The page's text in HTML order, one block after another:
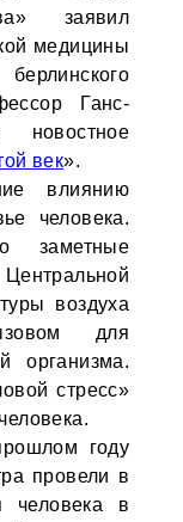
заявил
медицины
Ганс-
новостное
век».
влиянию
человека.
заметные
воздуха
для
организма.
стресс»
году
провели в
человека в